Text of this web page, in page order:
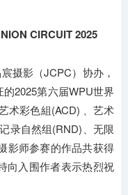
CIRCUIT 2025
摄影（JCPC）协办，
2025第六届WPU世界
术彩色組(ACD) 、艺术
录自然组(RND)、无限
影师参赛的作品共获得
向入围作者表示热烈祝